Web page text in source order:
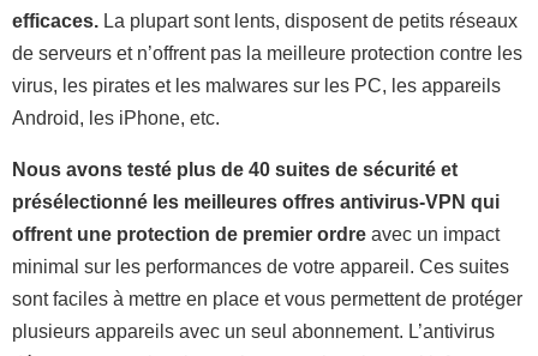
efficaces. La plupart sont lents, disposent de petits réseaux
de serveurs et n’offrent pas la meilleure protection contre les
virus, les pirates et les malwares sur les PC, les appareils
Android, les iPhone, etc.
Nous avons testé plus de 40 suites de sécurité et
présélectionné les meilleures offres antivirus-VPN qui
offrent une protection de premier ordre avec un impact
minimal sur les performances de votre appareil. Ces suites
sont faciles à mettre en place et vous permettent de protéger
plusieurs appareils avec un seul abonnement. L’antivirus